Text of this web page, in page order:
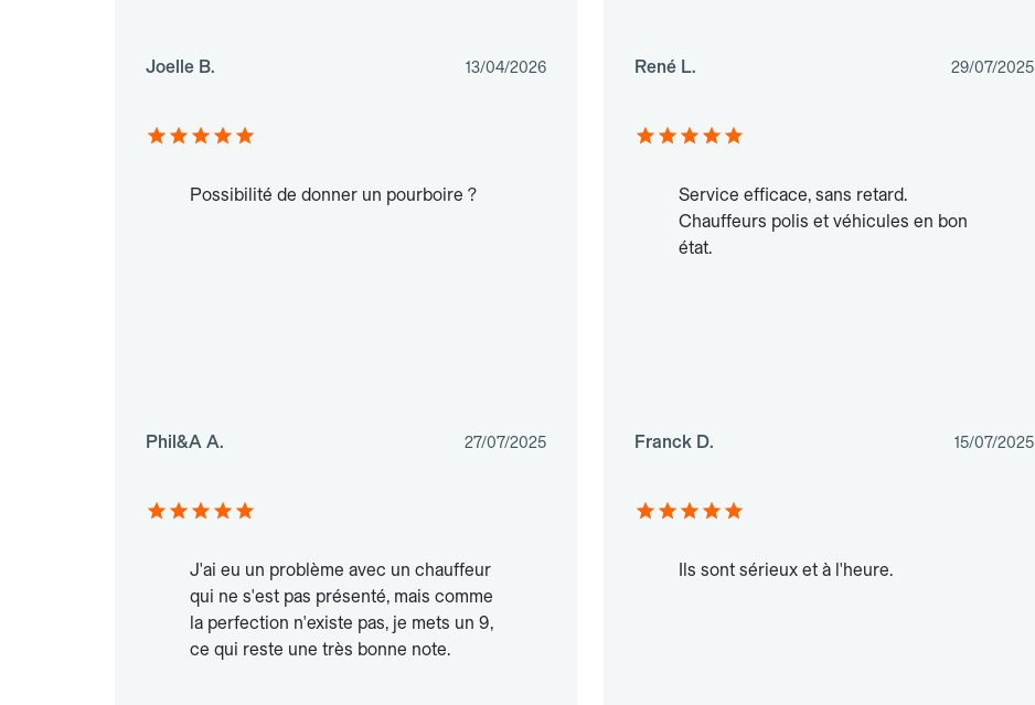
Joelle B. 13/04/2026 René L. 29/07/2025
Possibilité de donner un pourboire ?
Phil&A A. 27/07/2025
Service efficace, sans retard.
Chauffeurs polis et véhicules en bon
état.
Franck D. 15/07/2025
J'ai eu un problème avec un chauffeur
qui ne s'est pas présenté, mais comme
la perfection n'existe pas, je mets un 9,
ce qui reste une très bonne note.
Ils sont sérieux et à l'heure.